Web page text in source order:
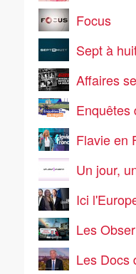
Focus
Sept à
Affaires
Enquêtes
Flavie en
Un jour,
Ici
Les
Les Docs